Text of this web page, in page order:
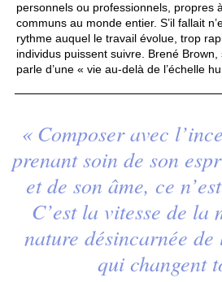
« Composer avec
prenant soin de son
et de son âme, ce
C’est la vitesse de la
nature désincarnée
qui changent
personnels ou professionnels, propres
communs au monde entier. S’il fallait
rythme auquel le travail évolue, trop
individus puissent suivre. Brené
parle d’une « vie au-delà de l’échelle